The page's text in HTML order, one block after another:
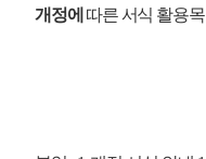
개정에 따른 서식 활용